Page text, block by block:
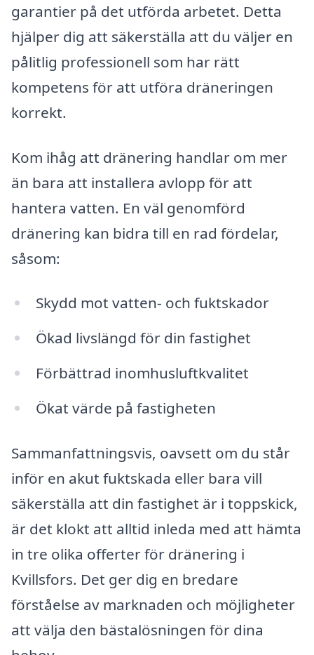
garantier på det utförda arbetet. Detta
hjälper dig att säkerställa att du väljer en
pålitlig professionell som har rätt
kompetens för att utföra dräneringen
korrekt.
Kom ihåg att dränering handlar om mer
än bara att installera avlopp för att
hantera vatten. En väl genomförd
dränering kan bidra till en rad fördelar,
såsom:
Skydd mot vatten- och fuktskador
Ökad livslängd för din fastighet
Förbättrad inomhusluftkvalitet
Ökat värde på fastigheten
Sammanfattningsvis, oavsett om du står
inför en akut fuktskada eller bara vill
säkerställa att din fastighet är i toppskick,
är det klokt att alltid inleda med att hämta
in tre olika offerter för dränering i
Kvillsfors. Det ger dig en bredare
förståelse av marknaden och möjligheter
att välja den bästalösningen för dina